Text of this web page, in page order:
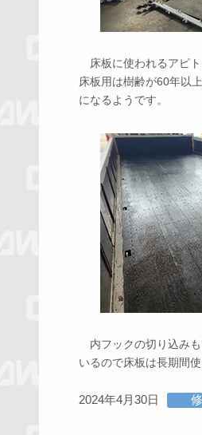
床板に使われるアピト
床板用は樹齢が60年以
になるようです。
内フックの切り込みも
いるので床板は長期間
2024年4月30日